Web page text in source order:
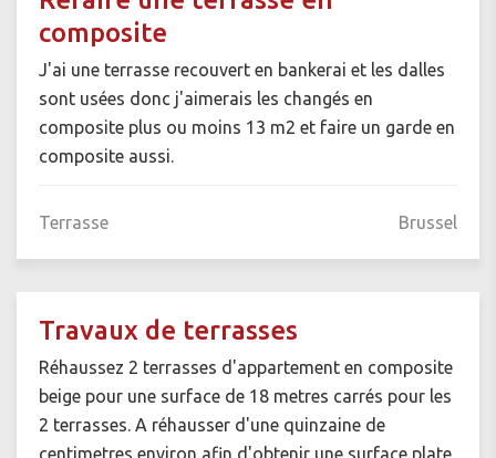
composite
J'ai une terrasse recouvert en bankerai et les dalles
sont usées donc j'aimerais les changés en
composite plus ou moins 13 m2 et faire un garde en
composite aussi.
Terrasse Brussel
Travaux de terrasses
Réhaussez 2 terrasses d'appartement en composite
beige pour une surface de 18 metres carrés pour les
2 terrasses. A réhausser d'une quinzaine de
centimetres environ afin d'obtenir une surface plate